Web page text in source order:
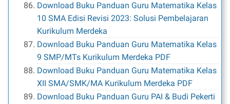
Download Buku Panduan Guru Matematika Kelas
10 SMA Edisi Revisi 2023: Solusi Pembelajaran
Kurikulum Merdeka
Download Buku Panduan Guru Matematika Kelas
9 SMP/MTs Kurikulum Merdeka PDF
Download Buku Panduan Guru Matematika Kelas
XII SMA/SMK/MA Kurikulum Merdeka PDF
Download Buku Panduan Guru PAI & Budi Pekerti